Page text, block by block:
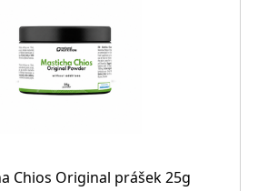
Chios Original prášek 25g